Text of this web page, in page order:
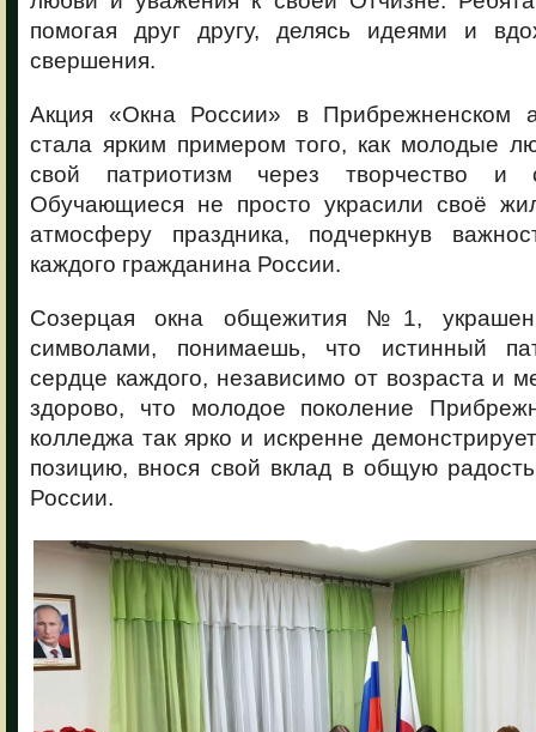
помогая друг другу, делясь идеями и
свершения.
Акция «Окна России» в Прибрежненском
стала ярким примером того, как молодые
свой патриотизм через творчество и
Обучающиеся не просто украсили своё
атмосферу праздника, подчеркнув
каждого гражданина России.
Созерцая окна общежития №1,
символами, понимаешь, что истинный
сердце каждого, независимо от возраста и
здорово, что молодое поколение
колледжа так ярко и искренне
позицию, внося свой вклад в общую
России.